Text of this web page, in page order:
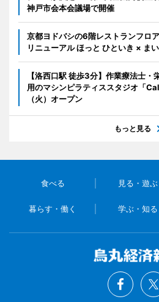
神戸市会本会議場で開催
京都ヨドバシの6階レストランフロ
リニューアル ほっと ひといき × ま
【洛西口駅 徒歩3分】作業療法士・
用のマシンピラティススタジオ「
（火）オープン
もっと見る
食べる 見る・遊ぶ
暮らす・働く 学ぶ・知る